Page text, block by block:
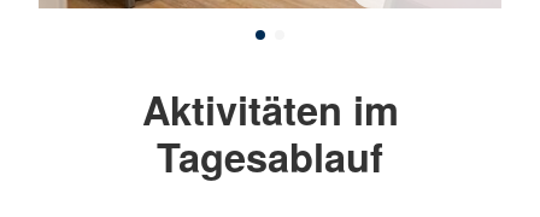
Aktivitäten im
Tagesablauf